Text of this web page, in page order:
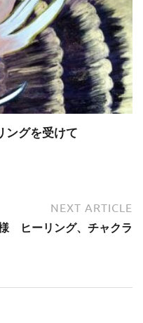
グを受けて
NEXT ARTICLE
ヒーリング、チャクラ